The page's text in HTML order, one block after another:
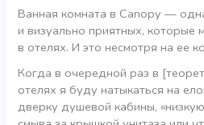
Ванная комната в Canopy —
и визуально приятных, которые
в отелях. И это несмотря на ее
Когда в очередной раз в
отелях я буду натыкаться на
дверку душевой кабины,